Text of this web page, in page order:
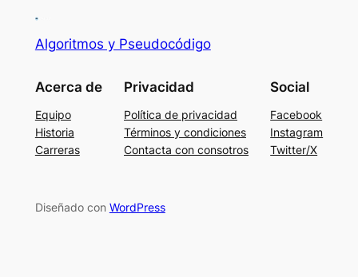
Algoritmos y Pseudocódigo
Acerca de
Equipo
Historia
Carreras
Privacidad
Política de privacidad
Términos y condiciones
Contacta con consotros
Social
Facebook
Instagram
Twitter/X
Diseñado con WordPress